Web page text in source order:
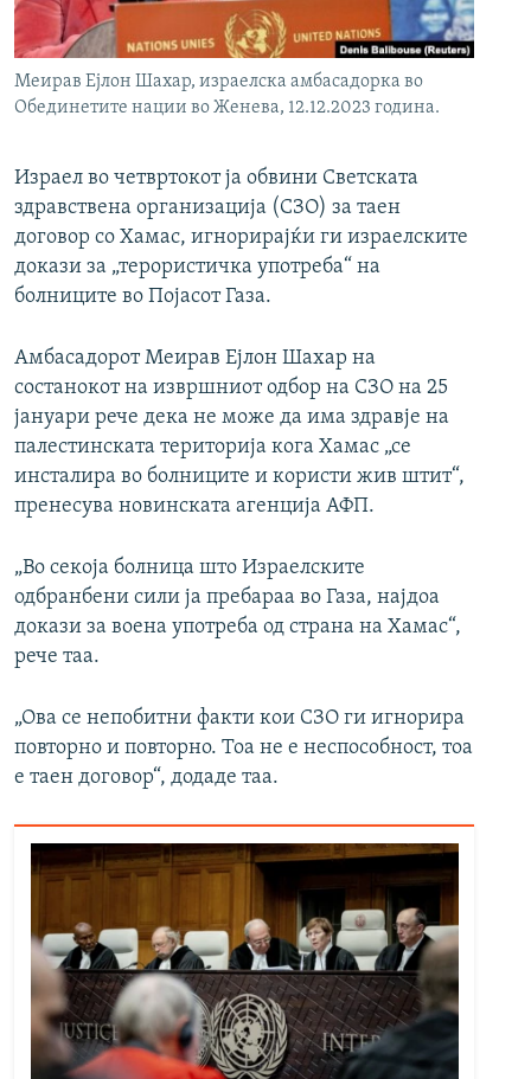
РСЕ веб страници
Меирав Ејлон Шахар, израелска амбасадорка во
Обединетите нации во Женева, 12.12.2023 година.
Израел во четвртокот ја обвини Светската
здравствена организација (СЗО) за таен
договор со Хамас, игнорирајќи ги израелските
докази за „терористичка употреба“ на
болниците во Појасот Газа.
Амбасадорот Меирав Ејлон Шахар на
состанокот на извршниот одбор на СЗО на 25
јануари рече дека не може да има здравје на
палестинската територија кога Хамас „се
инсталира во болниците и користи жив штит“,
пренесува новинската агенција АФП.
„Во секоја болница што Израелските
одбранбени сили ја пребараа во Газа, најдоа
докази за воена употреба од страна на Хамас“,
рече таа.
„Ова се непобитни факти кои СЗО ги игнорира
повторно и повторно. Тоа не е неспособност, тоа
е таен договор“, додаде таа.